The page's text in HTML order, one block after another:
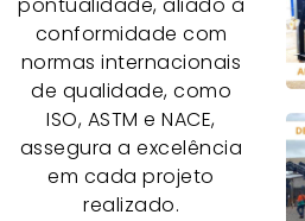
pontualidade, aliado à
conformidade com
normas internacionais
de qualidade, como
ISO, ASTM e NACE,
assegura a excelência
em cada projeto
realizado.